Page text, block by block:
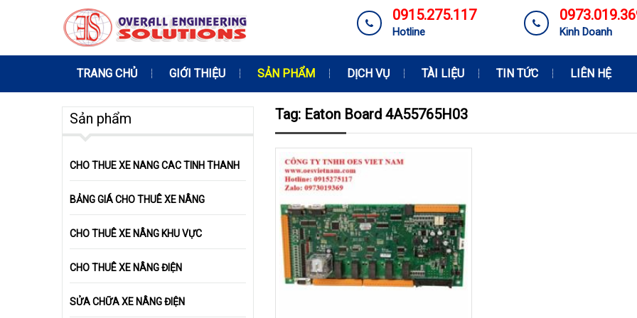
0915.275.117
Hotline Kinh Doanh
TRANG CHỦ GIỚI THIỆU SẢN PHẨM DỊCH VỤ TÀI LIỆU TIN TỨC LIÊN HỆ
Tag: Eaton Board 4A55765H03
Sản phẩm
CHO THUE XE NANG CAC TINH THANH
BẢNG GIÁ CHO THUÊ XE NÂNG
CHO THUÊ XE NÂNG KHU VỰC
CHO THUÊ XE NÂNG ĐIỆN
SỬA CHỮA XE NÂNG ĐIỆN